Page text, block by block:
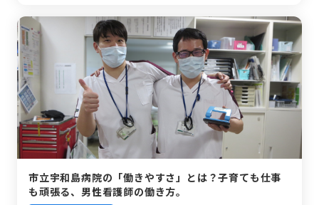
福祉職は「優しい人」が多い？ 支え合う温かい職場環境
飛び込むなら「今」がチャンス。これからのキャリアと未来
の仲間へ
市立宇和島病院の「働きやすさ」とは？子育ても仕事
も頑張る、男性看護師の働き方。